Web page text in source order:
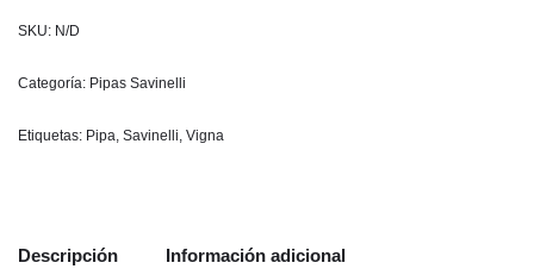
SKU: N/D
Categoría: Pipas Savinelli
Etiquetas: Pipa Savinelli Vigna
Descripción Información adicional